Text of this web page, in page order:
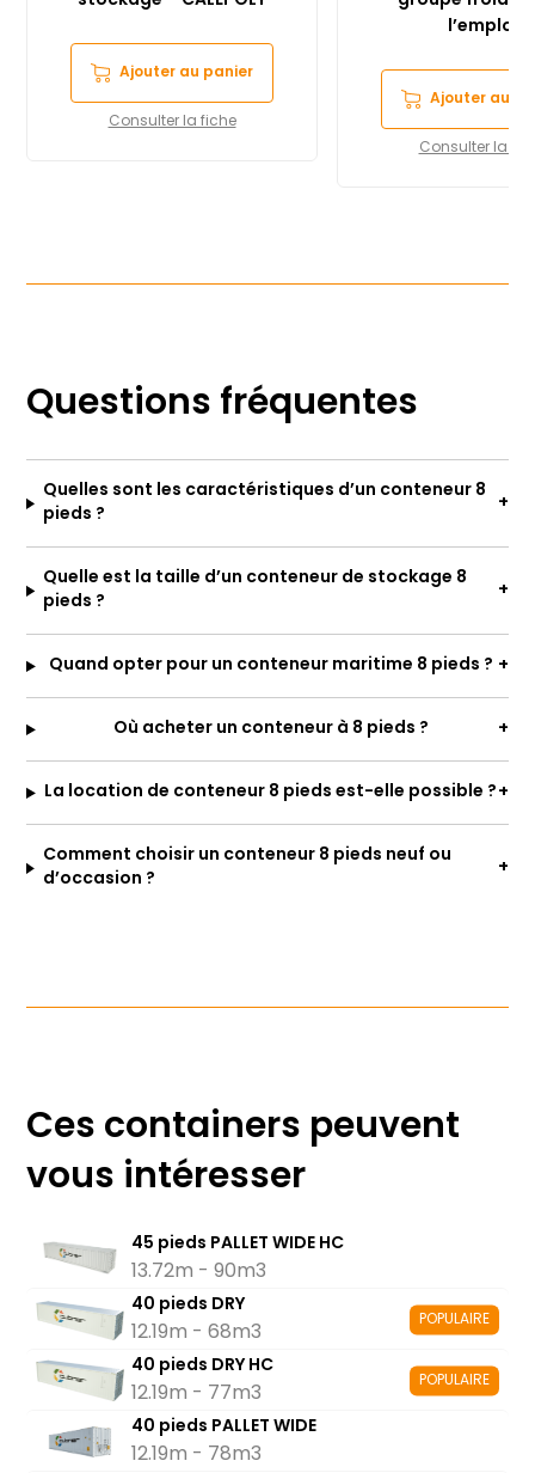
Ajouter au panier
Consulter la fiche
l’emploi
Ajouter au
Consulter la
Questions fréquentes
Quelles sont les caractéristiques d’un conteneur 8
pieds ?
Quelle est la taille d’un conteneur de stockage 8
pieds ?
Quand opter pour un conteneur maritime 8 pieds ?
Où acheter un conteneur à 8 pieds ?
La location de conteneur 8 pieds est-elle possible ?
Comment choisir un conteneur 8 pieds neuf ou
d’occasion ?
Ces containers peuvent
vous intéresser
45 pieds PALLET WIDE HC
13.72m - 90m3
POPULAIRE
40 pieds DRY
12.19m - 68m3
POPULAIRE
40 pieds DRY HC
12.19m - 77m3
40 pieds PALLET WIDE
12.19m - 78m3